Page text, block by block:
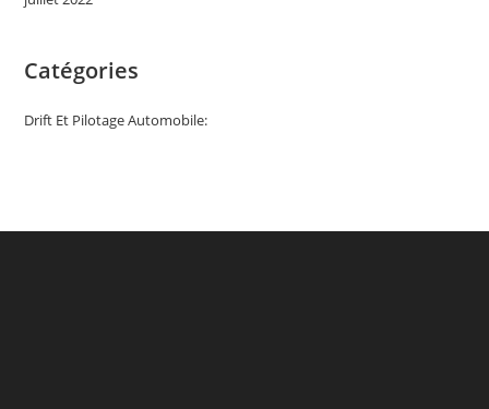
Catégories
Drift Et Pilotage Automobile: